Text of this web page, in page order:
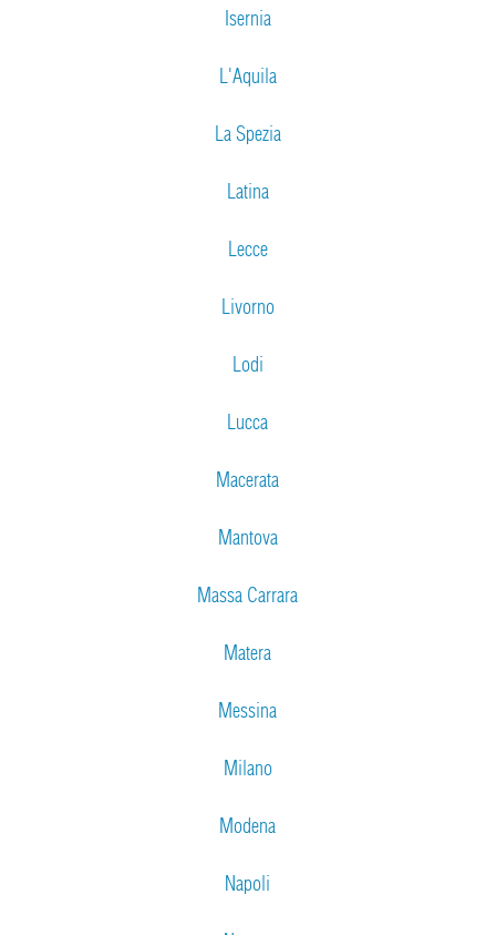
Isernia
L'Aquila
La Spezia
Latina
Lecce
Livorno
Lodi
Lucca
Macerata
Mantova
Massa Carrara
Matera
Messina
Milano
Modena
Napoli